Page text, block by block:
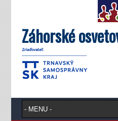
Záhorské